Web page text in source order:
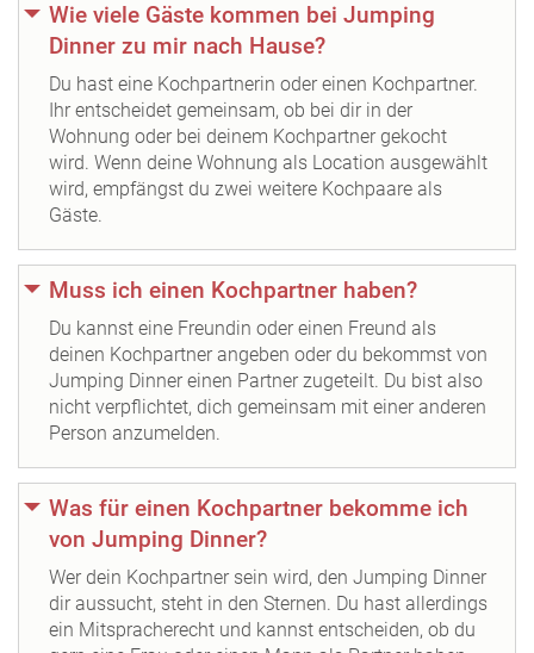
Wie viele Gäste kommen bei Jumping
Dinner zu mir nach Hause?
Du hast eine Kochpartnerin oder einen Kochpartner.
Ihr entscheidet gemeinsam, ob bei dir in der
Wohnung oder bei deinem Kochpartner gekocht
wird. Wenn deine Wohnung als Location ausgewählt
wird, empfängst du zwei weitere Kochpaare als
Gäste.
Muss ich einen Kochpartner haben?
Du kannst eine Freundin oder einen Freund als
deinen Kochpartner angeben oder du bekommst von
Jumping Dinner einen Partner zugeteilt. Du bist also
nicht verpflichtet, dich gemeinsam mit einer anderen
Person anzumelden.
Was für einen Kochpartner bekomme ich
von Jumping Dinner?
Wer dein Kochpartner sein wird, den Jumping Dinner
dir aussucht, steht in den Sternen. Du hast allerdings
ein Mitspracherecht und kannst entscheiden, ob du